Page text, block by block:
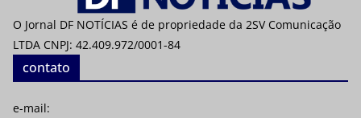
O Jornal DF NOTÍCIAS é de propriedade da 2SV Comunicação
LTDA CNPJ: 42.409.972/0001-84
contato
e-mail: